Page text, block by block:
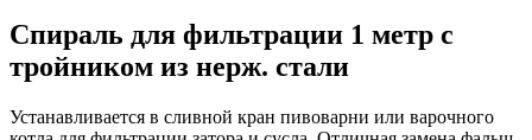
Спираль для фильтрации 1 метр с
тройником из нерж. стали
Устанавливается в сливной кран пивоварни или варочного